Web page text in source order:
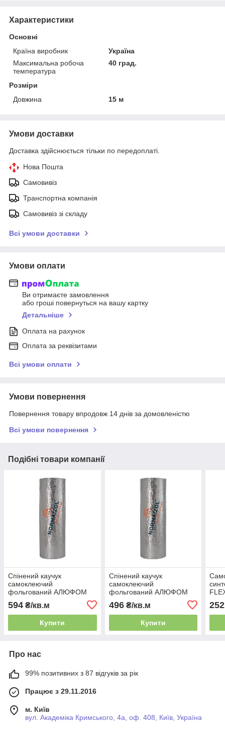
Характеристики
Основні
Країна виробник
Україна
Максимальна робоча
температура
40 град.
Розміри
Довжина
15 м
Умови доставки
Доставка здійснюється тільки по передоплаті.
Нова Пошта
Самовивіз
Транспортна компанія
Самовивіз зі складу
Всі умови доставки
Умови оплати
Ви отримаєте замовлення
або гроші повернуться на вашу картку
Детальніше
Оплата на рахунок
Оплата за реквізитами
Всі умови оплати
Умови повернення
Повернення товару впродовж 14 днів за домовленістю
Всі умови повернення
Подібні товари компанії
Спінений каучук
самоклеючий
фольгований АЛЮФОМ
594 ₴/кв.м
Купити
Спінений каучук
самоклеючий
фольгований АЛЮФОМ
496₴/кв.м
Купити
252
Про нас
99% позитивних з 87 відгуків за рік
Працює з 29.11.2016
м. Київ
вул. Академіка Кримського, 4а, оф. 408, Київ, Україна